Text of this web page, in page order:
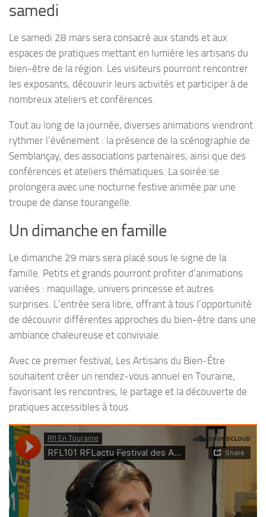
samedi
Le samedi 28 mars sera consacré aux stands et aux
espaces de pratiques mettant en lumière les artisans du
bien-être de la région. Les visiteurs pourront rencontrer
les exposants, découvrir leurs activités et participer à de
nombreux ateliers et conférences.
Tout au long de la journée, diverses animations viendront
rythmer l’événement : la présence de la scénographie de
Semblançay, des associations partenaires, ainsi que des
conférences et ateliers thématiques. La soirée se
prolongera avec une nocturne festive animée par une
troupe de danse tourangelle.
Un dimanche en famille
Le dimanche 29 mars sera placé sous le signe de la
famille. Petits et grands pourront profiter d’animations
variées : maquillage, univers princesse et autres
surprises. L’entrée sera libre, offrant à tous l’opportunité
de découvrir différentes approches du bien-être dans une
ambiance chaleureuse et conviviale.
Avec ce premier festival, Les Artisans du Bien-Être
souhaitent créer un rendez-vous annuel en Touraine,
favorisant les rencontres, le partage et la découverte de
pratiques accessibles à tous.